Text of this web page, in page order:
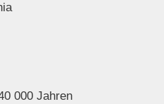
000 Jahren